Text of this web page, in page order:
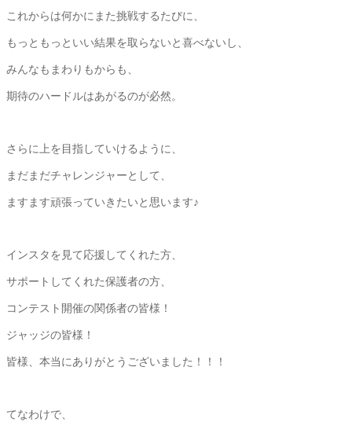
これからは何かにまた挑戦するたびに、
もっともっといい結果を取らないと喜べないし、
みんなもまわりもからも、
期待のハードルはあがるのが必然。
さらに上を目指していけるように、
まだまだチャレンジャーとして、
ますます頑張っていきたいと思います♪
インスタを見て応援してくれた方、
サポートしてくれた保護者の方、
コンテスト開催の関係者の皆様！
ジャッジの皆様！
皆様、本当にありがとうございました！！！
てなわけで、